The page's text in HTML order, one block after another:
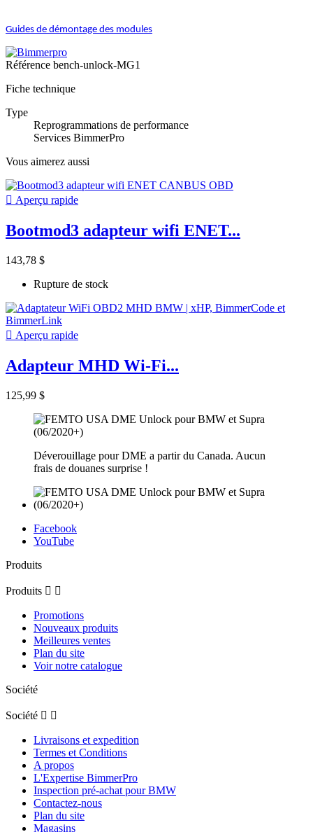
Guides de démontage des modules
Référence bench-unlock-MG1
Fiche technique
Type
Reprogrammations de performance
Services BimmerPro
Vous aimerez aussi
 Aperçu rapide
Bootmod3 adapteur wifi ENET...
143,78 $
Rupture de stock
 Aperçu rapide
Adapteur MHD Wi-Fi...
125,99 $
Déverouillage pour DME a partir du Canada. Aucun
frais de douanes surprise !
Facebook
YouTube
Produits
Produits  
Promotions
Nouveaux produits
Meilleures ventes
Plan du site
Voir notre catalogue
Société
Société  
Livraisons et expedition
Termes et Conditions
A propos
L'Expertise BimmerPro
Inspection pré-achat pour BMW
Contactez-nous
Plan du site
Magasins